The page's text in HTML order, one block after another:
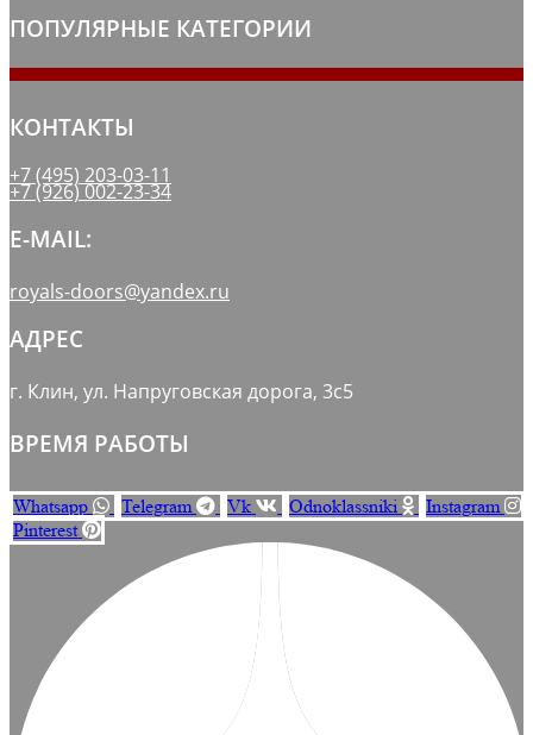
ПОПУЛЯРНЫЕ КАТЕГОРИИ
КОНТАКТЫ
+7 (495) 203-03-11
+7 (926) 002-23-34
E-MAIL:
royals-doors@yandex.ru
АДРЕС
г. Клин, ул. Напруговская дорога, 3с5
ВРЕМЯ РАБОТЫ
Whatsapp Telegram Vk Odnoklassniki
Instagram
Pinterest